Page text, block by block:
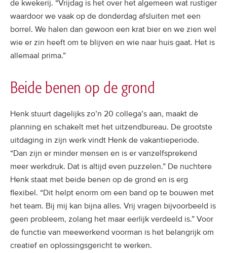
de kwekerij. “Vrijdag is het over het algemeen wat rustiger
waardoor we vaak op de donderdag afsluiten met een
borrel. We halen dan gewoon een krat bier en we zien wel
wie er zin heeft om te blijven en wie naar huis gaat. Het is
allemaal prima.”
Beide benen op de grond
Henk stuurt dagelijks zo’n 20 collega’s aan, maakt de
planning en schakelt met het uitzendbureau. De grootste
uitdaging in zijn werk vindt Henk de vakantieperiode.
“Dan zijn er minder mensen en is er vanzelfsprekend
meer werkdruk. Dat is altijd even puzzelen.” De nuchtere
Henk staat met beide benen op de grond en is erg
flexibel. “Dit helpt enorm om een band op te bouwen met
het team. Bij mij kan bijna alles. Vrij vragen bijvoorbeeld is
geen probleem, zolang het maar eerlijk verdeeld is.” Voor
de functie van meewerkend voorman is het belangrijk om
creatief en oplossingsgericht te werken.